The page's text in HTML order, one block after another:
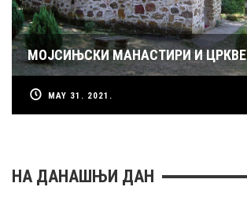
МОЈСИЊСКИ МАНАСТИРИ И ЦРКВЕ
MAY 31. 2021.
НА ДАНАШЊИ ДАН